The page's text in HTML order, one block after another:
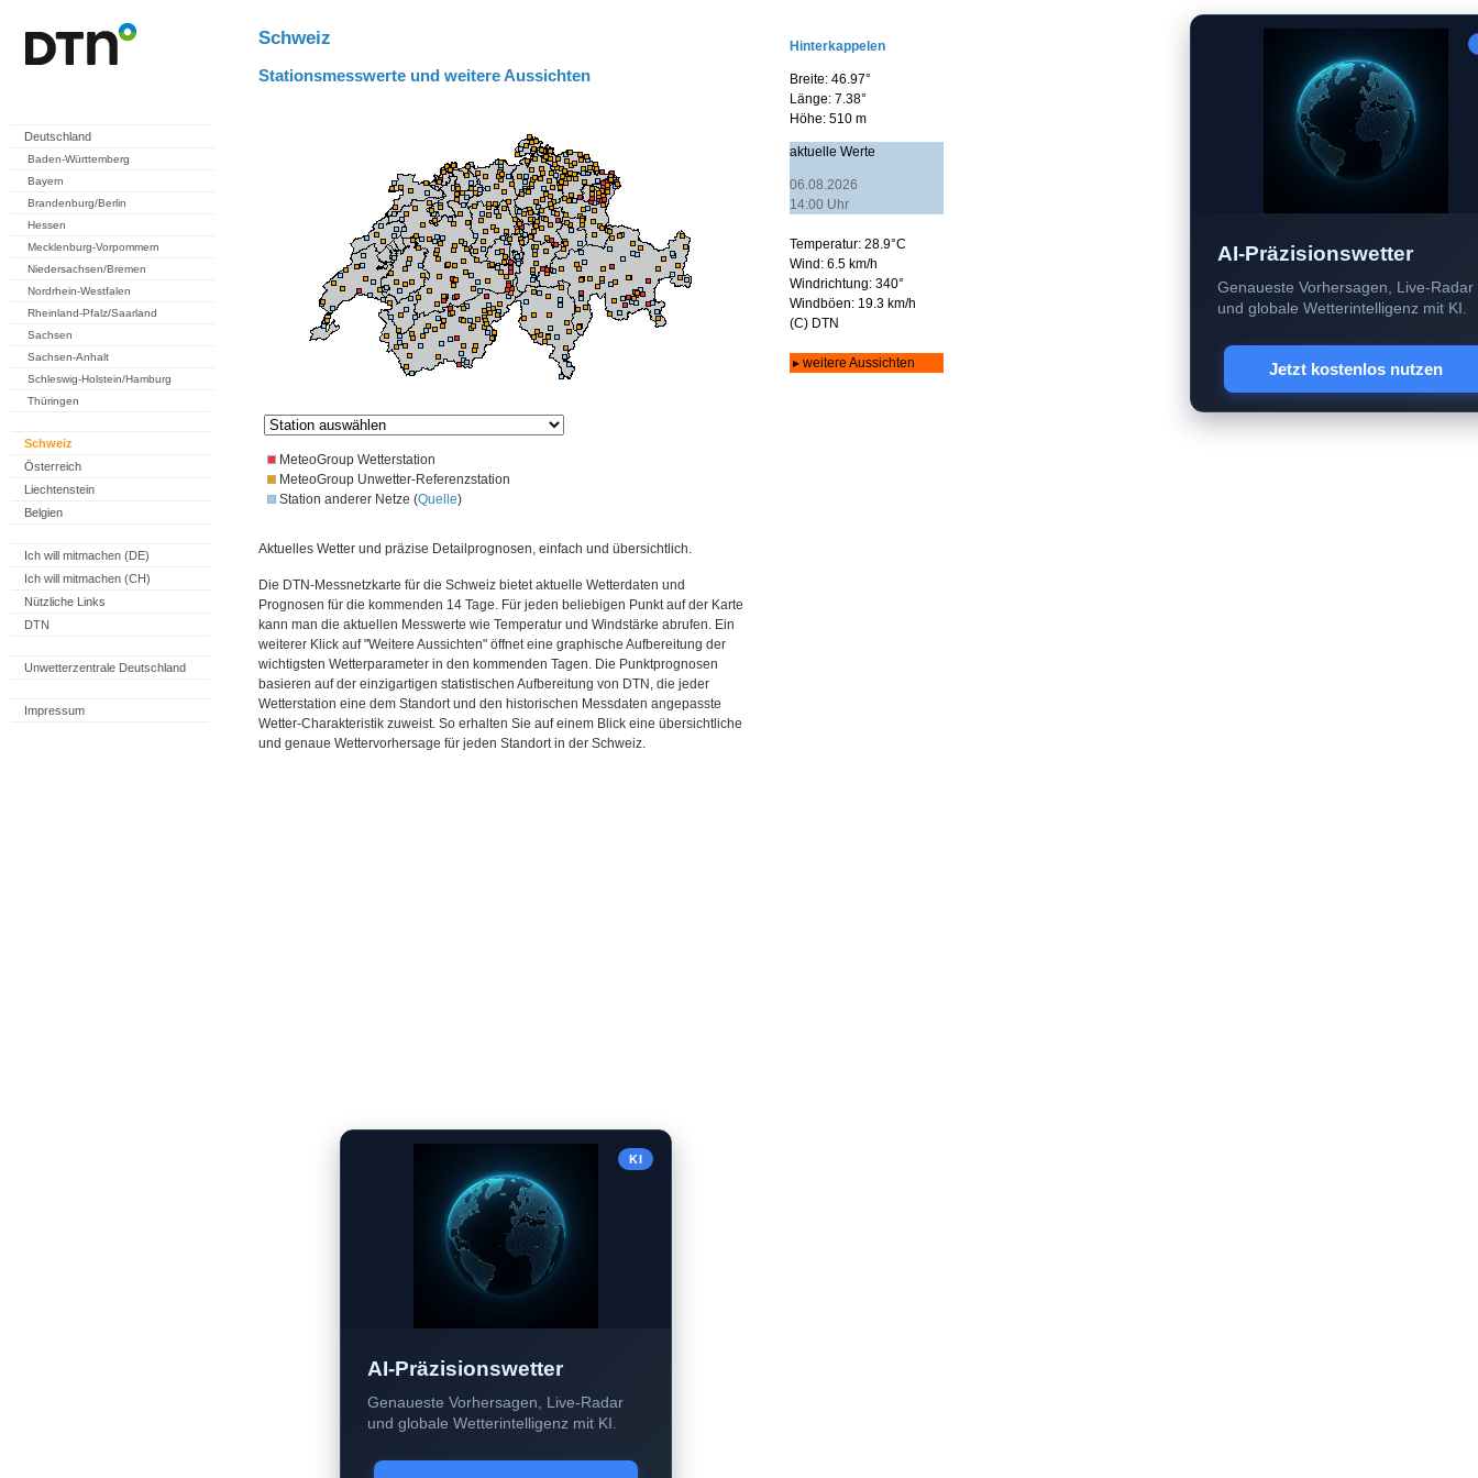
Deutschland
Baden-Württemberg
Bayern
Brandenburg/Berlin
Hessen
Mecklenburg-Vorpommern
Niedersachsen/Bremen
Nordrhein-Westfalen
Rheinland-Pfalz/Saarland
Sachsen
Sachsen-Anhalt
Schleswig-Holstein/Hamburg
Thüringen
Schweiz
Österreich
Liechtenstein
Belgien
Ich will mitmachen (DE)
Ich will mitmachen (CH)
Nützliche Links
DTN
Unwetterzentrale Deutschland
Impressum
Schweiz
Stationsmesswerte und weitere Aussichten
MeteoGroup Wetterstation
MeteoGroup Unwetter-Referenzstation
Station anderer Netze (Quelle)
Aktuelles Wetter und präzise Detailprognosen, einfach und übersichtlich.
Die DTN-Messnetzkarte für die Schweiz bietet aktuelle Wetterdaten und
Prognosen für die kommenden 14 Tage. Für jeden beliebigen Punkt auf der Karte
kann man die aktuellen Messwerte wie Temperatur und Windstärke abrufen. Ein
weiterer Klick auf "Weitere Aussichten" öffnet eine graphische Aufbereitung der
wichtigsten Wetterparameter in den kommenden Tagen. Die Punktprognosen
basieren auf der einzigartigen statistischen Aufbereitung von DTN, die jeder
Wetterstation eine dem Standort und den historischen Messdaten angepasste
Wetter-Charakteristik zuweist. So erhalten Sie auf einem Blick eine übersichtliche
und genaue Wettervorhersage für jeden Standort in der Schweiz.
KI
AI-Präzisionswetter
Genaueste Vorhersagen, Live-Radar
und globale Wetterintelligenz mit KI.
AI-Präzisionswetter
Genaueste Vorhersagen, Live-Radar
und globale Wetterintelligenz mit KI.
Jetzt kostenlos nutzen